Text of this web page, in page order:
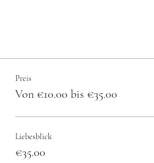
Preis
Von €10.00 bis €35.00
Liebesblick
€35.00